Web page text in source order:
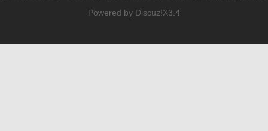
Powered by Discuz!X3.4